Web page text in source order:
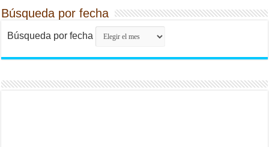
Búsqueda por fecha
Búsqueda por fecha